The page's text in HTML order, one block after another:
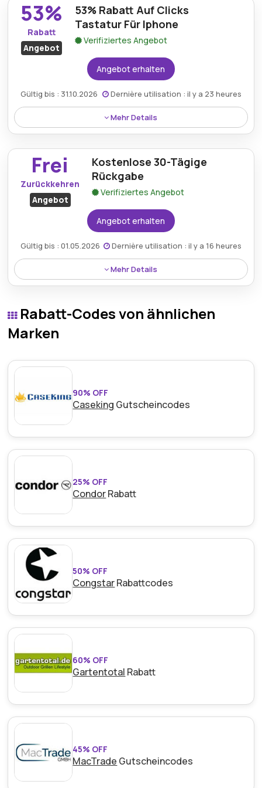
Website des Händlers.
Mindestkaufbetrag:Kein Minimum erforderlich
Berechtigung:Für alle Kunden
Art des Angebots:
Zeitlich begrenztes Angebot
kombinierbar
Die Allgemeinen
Geschäftsbedingungen finden Sie auf der
Website des Händlers.
53%
Rabatt
Angebot
53% Rabatt Auf Clicks
Tastatur Für Iphone
Verifiziertes Angebot
Angebot erhalten
Gültig bis : 31.10.2026 Dernière utilisation : il y a 23 heures
Mehr Details
Erhalten Sie 53% Rabatt auf die Clicks Tastatur für
iPhone, die elegantes Design, Funktionalität und
große Ersparnisse in einem Angebot vereint.
Frei
Zurückkehren
Angebot
Kostenlose 30-Tägige
Rückgabe
Verifiziertes Angebot
Angebot erhalten
Gültig bis : 01.05.2026 Dernière utilisation : il y a 16 heures
Mehr Details
Profitieren Sie von einem kostenlosen 30-tägigen
Rabatt-Codes von ähnlichen
Marken
90% OFF
Caseking Gutscheincodes
25% OFF
CondorRabatt
50% OFF
CongstarRabattcodes
60% OFF
Gartentotal Rabatt
45% OFF
MacTrade Gutscheincodes